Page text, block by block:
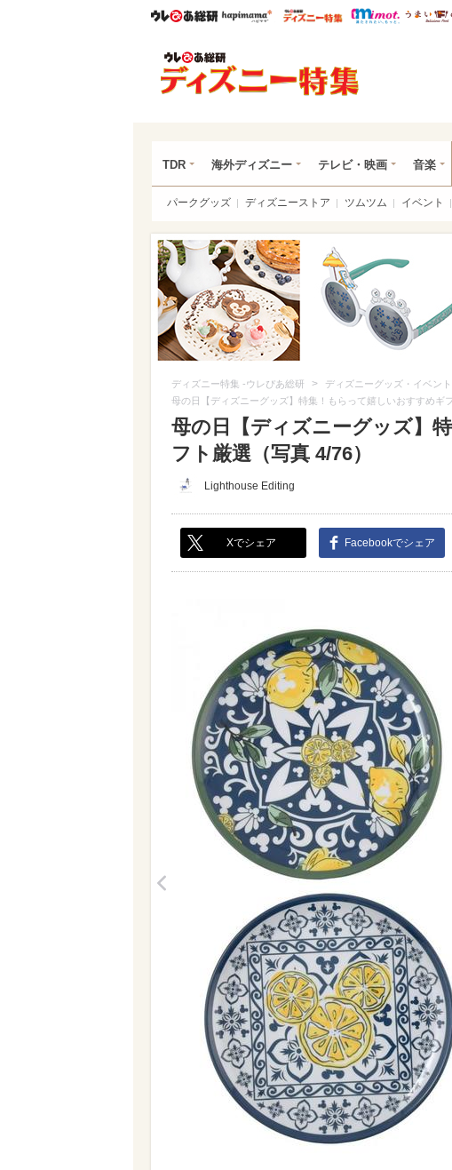
ウレぴあ総研ハピママ* ウレぴあ総研 デ
mimot.
TDR 海外ディズニー テレビ・映画 音楽
パークグッズ ディズニーストア ツムツム イベント
ディズニー特集 -ウレぴあ総研 > ディズニーグッズ・イベント
母の日【ディズニーグッズ】特集！もらって嬉しいおすすめギ
母の日【ディズニーグッズ】
フト厳選（写真 4/76）
Lighthouse Editing
Xでシェア Facebookでシェア